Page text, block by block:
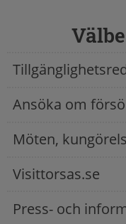
Ansöka om
Möten,
Visittorsas.se
Press- och